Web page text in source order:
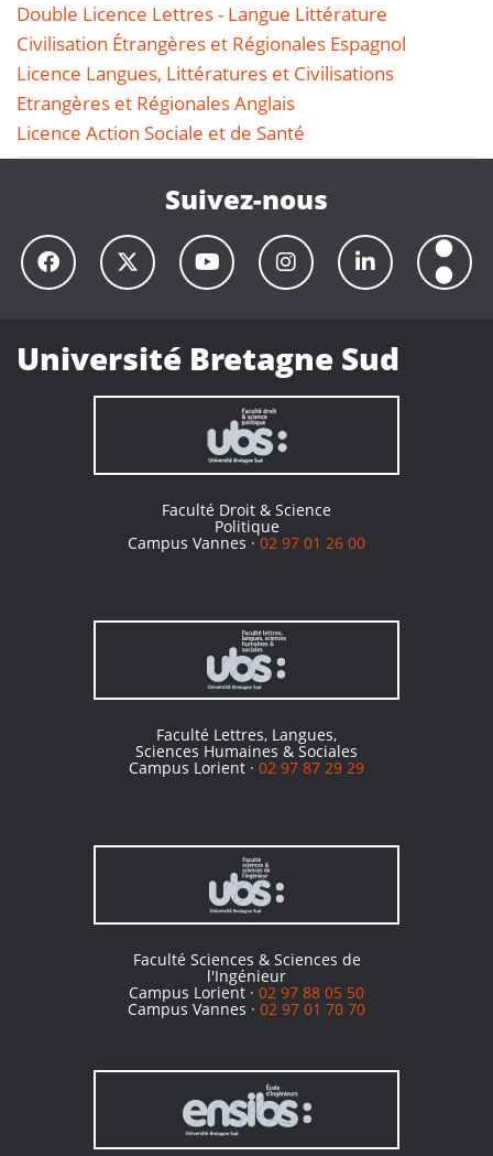
Double Licence Lettres - Langue Littérature
Civilisation Étrangères et Régionales Espagnol
Licence Langues, Littératures et Civilisations
Etrangères et Régionales Anglais
Licence Action Sociale et de Santé
Suivez-nous
Université Bretagne Sud
Faculté Droit & Science
Politique
Campus Vannes ·02 97 01 26 00
Faculté Lettres, Langues,
Sciences Humaines & Sociales
Campus Lorient · 02 97 87 29 29
Faculté Sciences & Sciences de
l'Ingénieur
Campus Lorient · 02 97 88 05 50
Campus Vannes · 02 97 01 70 70